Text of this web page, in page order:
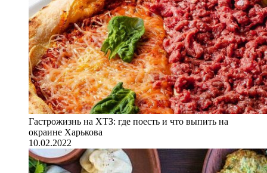
Гастрожизнь на ХТЗ: где поесть и что выпить на
окраине Харькова
10.02.2022